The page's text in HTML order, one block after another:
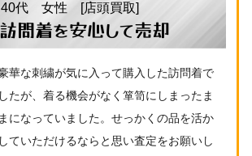
40代 女性 [店頭買取]
問着を安心して売却
華な刺繍が気に入って購入した訪問着で
したが、着る機会がなく箪笥にしまったま
まになっていました。せっかくの品を活か
していただけるならと思い査定をお願いし